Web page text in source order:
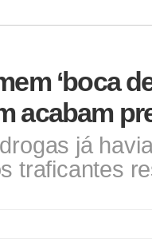
‘boca
acabam
já
traficantes